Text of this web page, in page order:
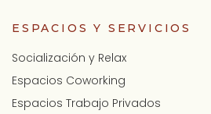
ESPACIOS Y SERVICIOS
Socialización y Relax
Espacios Coworking
Espacios Trabajo Privados